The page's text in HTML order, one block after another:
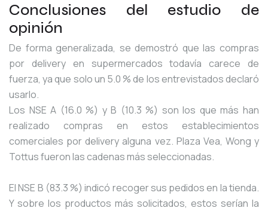
Conclusiones del estudio de
opinión
De forma generalizada, se demostró que las compras
por delivery en supermercados todavía carece de
fuerza, ya que solo un 5.0 % de los entrevistados declaró
usarlo.
Los NSE A (16.0 %) y B (10.3 %) son los que más han
realizado compras en estos establecimientos
comerciales por delivery alguna vez. Plaza Vea, Wong y
Tottus fueron las cadenas más seleccionadas.
El NSE B (83.3 %) indicó recoger sus pedidos en la tienda.
Y sobre los productos más solicitados, estos serían la